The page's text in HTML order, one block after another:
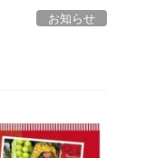
お知らせ